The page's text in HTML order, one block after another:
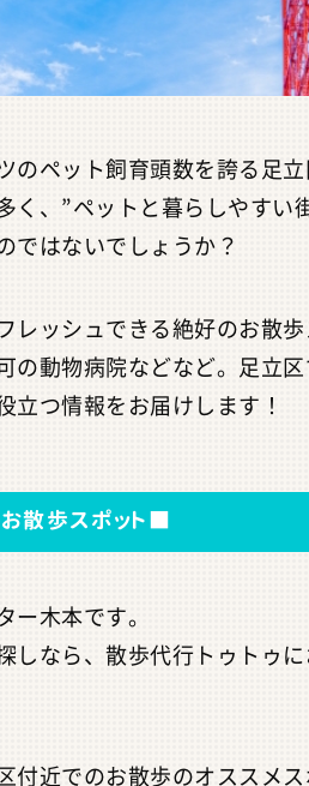
のペット飼育頭数を誇る足
く、”ペットと暮らしやすい
ではないでしょうか？
レッシュできる絶好のお散歩
の動物病院などなど。足立
立つ情報をお届けします！
散歩スポット■
木本です。
しなら、散歩代行トゥトゥ
付近でのお散歩のオススメ